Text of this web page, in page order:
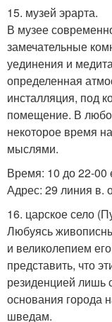
15. музей эрарта.
В музее
замечательные
уединения и
определенная
инсталляция, под
помещение. В
некоторое время
мыслями.
Время: 10 до 22-00
Адрес: 29 линия в.
16. царское село
Любуясь
и великолепием
представить, что
резиденцией лишь
основания города
шведам.